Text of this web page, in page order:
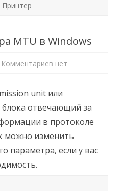
Принтер
MTU в Windows
Комментариев к
MTU
в
Windows
нет
unit или
отвечающий за
в протоколе
можно изменить
параметра, если у вас